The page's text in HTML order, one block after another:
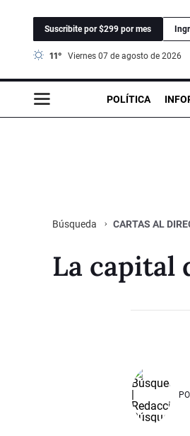
Suscribite por $299 por mes
11° viernes 07 de agosto de 2026
POLÍTICA
Búsqueda CARTAS AL
La capital